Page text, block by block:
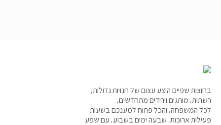
בחוצות שפיים היצע עצום של חנויות גדולות,
רשתות, מותגים וירידים מתחדשים,
לכל המשפחה, והכל פתוח למענכם בשעות
פעילות ארוכות, שבעה ימים בשבוע, עם שפע